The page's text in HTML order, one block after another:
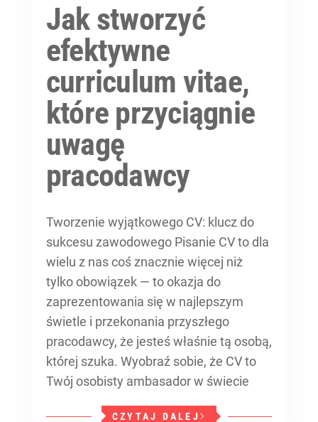
Jak stworzyć
efektywne
curriculum vitae,
które przyciągnie
uwagę
pracodawcy
Tworzenie wyjątkowego CV: klucz do
sukcesu zawodowego Pisanie CV to dla
wielu z nas coś znacznie więcej niż
tylko obowiązek — to okazja do
zaprezentowania się w najlepszym
świetle i przekonania przyszłego
pracodawcy, że jesteś właśnie tą osobą,
której szuka. Wyobraź sobie, że CV to
Twój osobisty ambasador w świecie
CZYTAJ DALEJ